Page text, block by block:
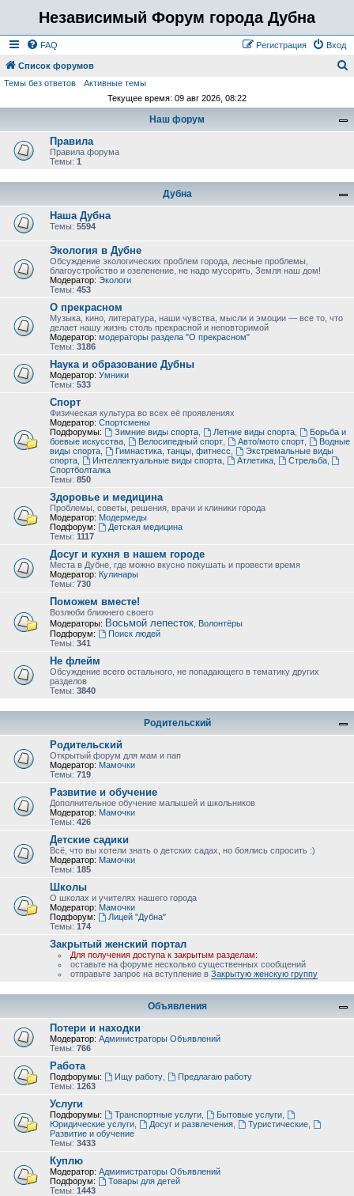
Независимый Форум города Дубна
FAQ Вход
Регистрация
Список форумов
Темы без ответов
Активные темы
Текущее время: 09 авг 2026, 08:22
Наш форум
Правила
Правила форума
Темы: 1
Дубна
Наша Дубна
Темы: 5594
Экология в Дубне
Обсуждение экологических проблем города, лесные проблемы,
благоустройство и озеленение, не надо мусорить, Земля наш дом!
Модератор: Экологи
Темы: 453
О прекрасном
Музыка, кино, литература, наши чувства, мысли и эмоции — все то, что
делает нашу жизнь столь прекрасной и неповторимой
Модератор: модераторы раздела "О прекрасном"
Темы: 3186
Наука и образование Дубны
Модератор: Умники
Темы: 533
Спорт
Физическая культура во всех её проявлениях
Модератор: Спортсмены
Подфорумы:
Зимние виды спорта, Летние виды спорта,
Борьба и
боевые искусства
Велосипедный спорт, Авто/мото спорт,
Водные
виды спорта
Гимнастика, танцы, фитнесс
Экстремальные виды
спорта
Интеллектуальные виды спорта, Атлетика, Стрельба,
Спортболталка
Темы: 850
Здоровье и медицина
Проблемы, советы, решения, врачи и клиники города
Модератор: Модермеды
Подфорум:
Детская медицина
Темы: 1117
Досуг и кухня в нашем городе
Места в Дубне, где можно вкусно покушать и провести время
Модератор: Кулинары
Темы: 730
Поможем вместе!
Возлюби ближнего своего
Модераторы: Восьмой лепесток Волонтёры
Подфорум:
Поиск людей
Темы: 341
Не флейм
Обсуждение всего остального, не попадающего в тематику других
разделов
Темы: 3840
Родительский
Родительский
Открытый форум для мам и пап
Модератор: Мамочки
Темы: 719
Развитие и обучение
Дополнительное обучение малышей и школьников
Модератор: Мамочки
Темы: 426
Детские садики
Всё, что вы хотели знать о детских садах, но боялись спросить :)
Модератор: Мамочки
Темы: 185
Школы
О школах и учителях нашего города
Модератор: Мамочки
Подфорум:
Лицей "Дубна"
Темы: 174
Закрытый женский портал
Для получения доступа к закрытым разделам:
оставьте на форуме несколько существенных сообщений
отправьте запрос на вступление в Закрытую женскую группу
Объявления
Потери и находки
Модератор: Администраторы Объявлений
Темы: 766
Работа
Подфорумы: Ищу работу,
Предлагаю работу
Темы: 1263
Услуги
Подфорумы: Транспортные услуги, Бытовые услуги,
Юридические услуги
Досуг и развлечения, Туристические,
Развитие и обучение
Темы: 3433
Куплю
Модератор: Администраторы Объявлений
Подфорум:
Товары для детей
Темы: 1443